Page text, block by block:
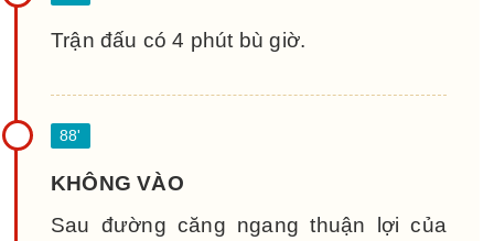
Trận đấu có 4 phút bù giờ.
KHÔNG VÀO
Sau đường căng ngang thuận lợi của